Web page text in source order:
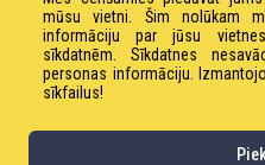
Liekuma rādiuss: 310 mm
Vakuums: 80 %
mūsu vietni. Šim nolūkam
informāciju par jūsu
sīkdatnēm. Sīkdatnes
personas informāciju.
sīkfailus!